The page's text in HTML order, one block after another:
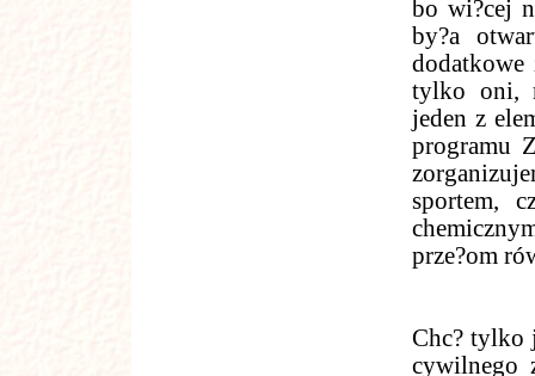
bo wi?cej
by?a
dodatkowe
tylko oni,
jeden z
programu
sportem,
prze?om
Chc? tylko
cywilnego